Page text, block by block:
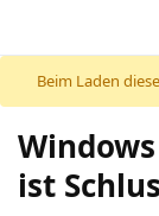
Beim Laden
ist